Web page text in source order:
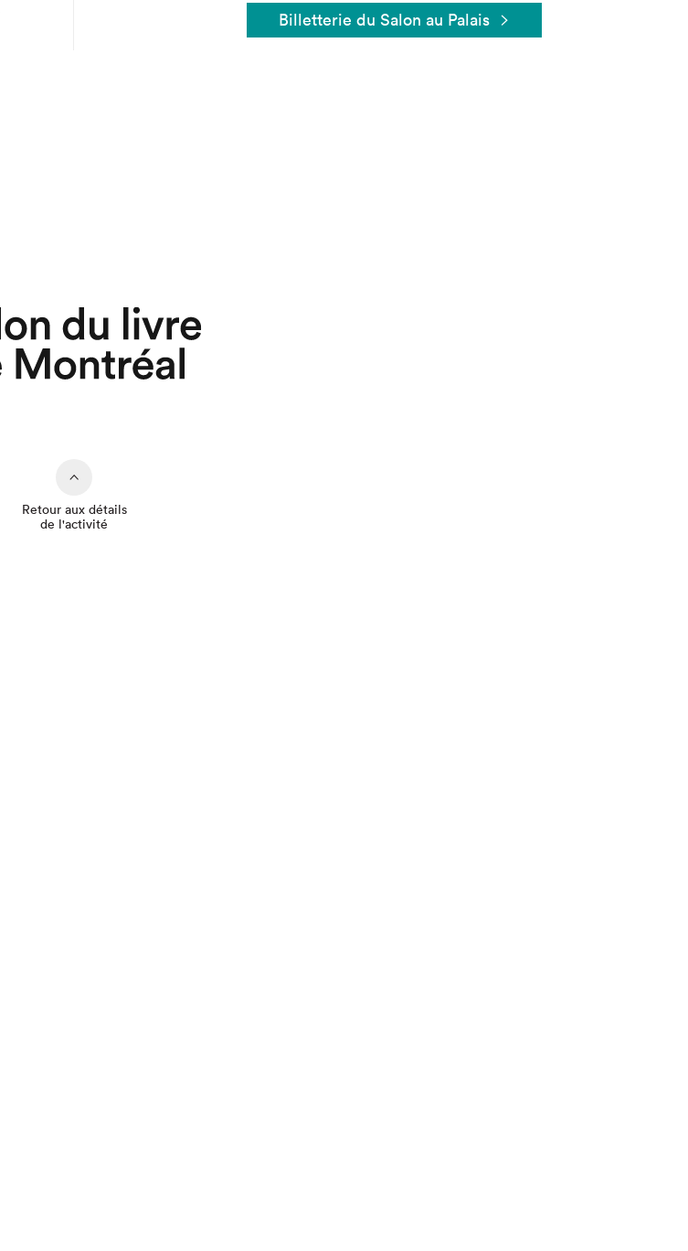
Billetterie du Salon au Palais
Retour aux détails
de l'activité